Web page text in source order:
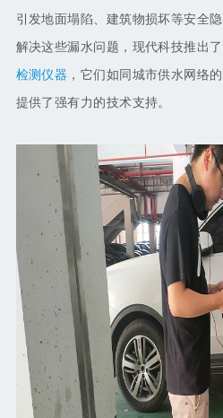
引发地面塌陷、建筑物损坏等安全
解决这些漏水问题，现代科技推出
检测仪器 ，它们如同城市供水网络的
提供了强有力的技术支持。